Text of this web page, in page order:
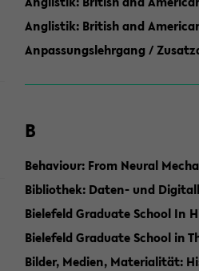
Anglistik: British and
Anpassungslehrgang /
B
Behaviour: From Neural
Bibliothek: Daten- und
Bielefeld Graduate School In
Bielefeld Graduate School in
Bilder, Medien, Materialität: